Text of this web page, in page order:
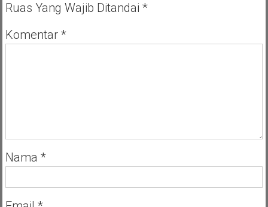
Ruas Yang Wajib Ditandai *
Komentar *
Nama *